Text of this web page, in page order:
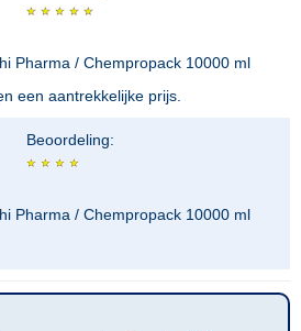
Pharma / Chempropack 10000 ml
een aantrekkelijke prijs.
Beoordeling:
Pharma / Chempropack 10000 ml